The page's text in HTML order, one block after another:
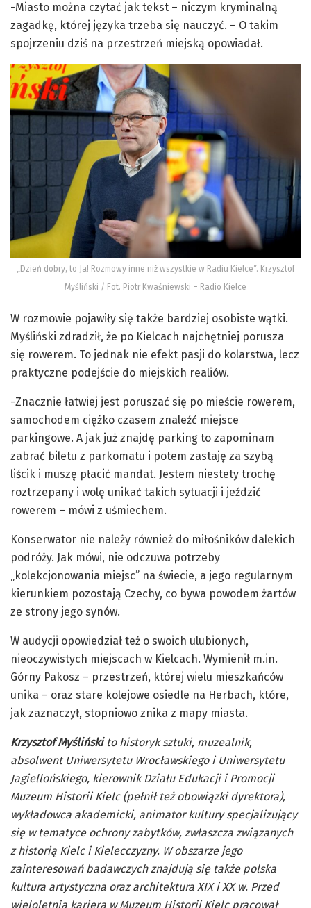
-Miasto można czytać jak tekst – niczym kryminalną
zagadkę, której języka trzeba się nauczyć. – O takim
spojrzeniu dziś na przestrzeń miejską opowiadał.
„Dzień dobry, to Ja! Rozmowy inne niż wszystkie w Radiu Kielce”. Krzysztof
Myśliński / Fot. Piotr Kwaśniewski – Radio Kielce
W rozmowie pojawiły się także bardziej osobiste wątki.
Myśliński zdradził, że po Kielcach najchętniej porusza
się rowerem. To jednak nie efekt pasji do kolarstwa, lecz
praktyczne podejście do miejskich realiów.
-Znacznie łatwiej jest poruszać się po mieście rowerem,
samochodem ciężko czasem znaleźć miejsce
parkingowe. A jak już znajdę parking to zapominam
zabrać biletu z parkomatu i potem zastaję za szybą
liścik i muszę płacić mandat. Jestem niestety trochę
roztrzepany i wolę unikać takich sytuacji i jeździć
rowerem – mówi z uśmiechem.
Konserwator nie należy również do miłośników dalekich
podróży. Jak mówi, nie odczuwa potrzeby
„kolekcjonowania miejsc” na świecie, a jego regularnym
kierunkiem pozostają Czechy, co bywa powodem żartów
ze strony jego synów.
W audycji opowiedział też o swoich ulubionych,
nieoczywistych miejscach w Kielcach. Wymienił m.in.
Górny Pakosz – przestrzeń, której wielu mieszkańców
unika – oraz stare kolejowe osiedle na Herbach, które,
jak zaznaczył, stopniowo znika z mapy miasta.
Krzysztof Myślińskito historyk sztuki, muzealnik,
absolwent Uniwersytetu Wrocławskiego i Uniwersytetu
Jagiellońskiego, kierownik Działu Edukacji i Promocji
Muzeum Historii Kielc (pełnił też obowiązki dyrektora),
wykładowca akademicki, animator kultury specjalizujący
się w tematyce ochrony zabytków, zwłaszcza związanych
z historią Kielc i Kielecczyzny. W obszarze jego
zainteresowań badawczych znajdują się także polska
kultura artystyczna oraz architektura XIX i XX w. Przed
wieloletnią karierą w Muzeum Historii Kielc pracował